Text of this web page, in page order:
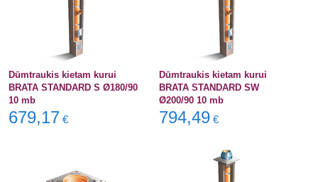
Dūmtraukis kietam kurui
BRATA STANDARD S Ø180/90
10 mb
679,17 €
Dūmtraukis kietam kurui
BRATA STANDARD SW
Ø200/90 10 mb
794,49 €